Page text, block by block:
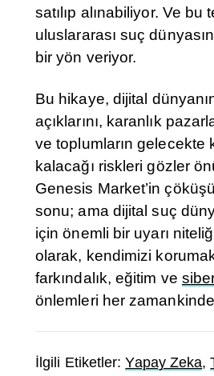
satılıp alınabiliyor. Ve bu
uluslararası suç
bir yön veriyor.
Bu hikaye, dijital
açıklarını, karanlık
ve toplumların gelecekte
kalacağı riskleri gözler
Genesis Market’in
sonu; ama dijital suç
için önemli bir uyarı
olarak, kendimizi
farkındalık, eğitim ve
önlemleri her
İlgili Etiketler:Yapay Zeka,